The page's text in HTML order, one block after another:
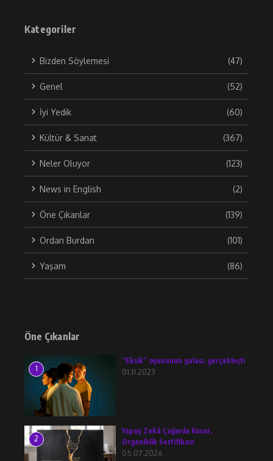
Kategoriler
Bizden Söylemesi (47)
Genel (52)
İyi Yedik (60)
Kültür & Sanat (367)
Neler Oluyor (123)
News in English (2)
Öne Çıkanlar (139)
Ordan Burdan (101)
Yaşam (86)
Öne Çıkanlar
1
“Eksik” oyununun galası, gerçekleşti
01.11.2023
2
Yapay Zekâ Çağında Kusur,
Organiklik Sertifikası
05.07.2026